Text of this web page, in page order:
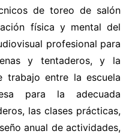
de toreo de salón
física y mental del
profesional para
y tentaderos, y la
trabajo entre la escuela
para la adecuada
las clases prácticas,
anual de actividades,